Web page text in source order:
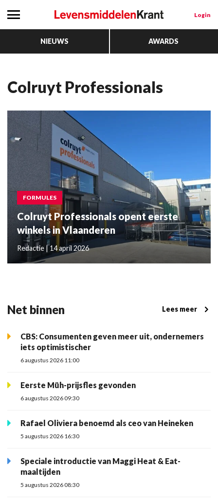
Login
NIEUWS AWARDS
Colruyt Professionals
FORMULES
Colruyt Professionals opent eerste
winkels in Vlaanderen
Redactie | 14 april 2026
Net binnen Lees meer
CBS: Consumenten geven meer uit, ondernemers
iets optimistischer
6 augustus 2026 11:00
Eerste Müh-prijsfles gevonden
6 augustus 2026 09:30
Rafael Oliviera benoemd als ceo van Heineken
5 augustus 2026 16:30
Speciale introductie van Maggi Heat & Eat-
maaltijden
5 augustus 2026 08:30